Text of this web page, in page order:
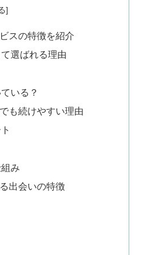
スの特徴を紹介
選ばれる理由
いる？
も続けやすい理由
み
出会いの特徴